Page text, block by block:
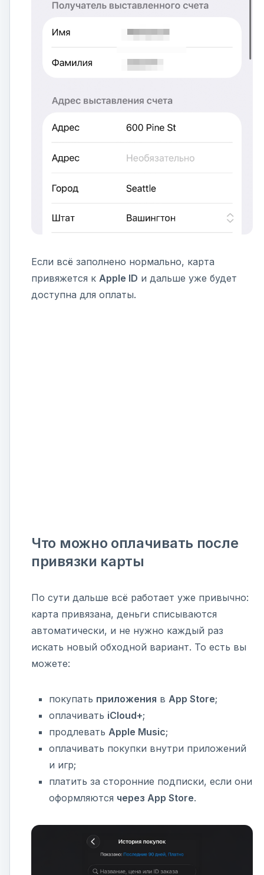
Если всё заполнено нормально, карта
привяжется к Apple ID и дальше уже будет
доступна для оплаты.
Что можно оплачивать после
привязки карты
По сути дальше всё работает уже привычно:
карта привязана, деньги списываются
автоматически, и не нужно каждый раз
искать новый обходной вариант. То есть вы
можете:
покупать приложения в App Store;
оплачивать iCloud+;
продлевать Apple Music;
оплачивать покупки внутри приложений
и игр;
платить за сторонние подписки, если они
оформляются через App Store.